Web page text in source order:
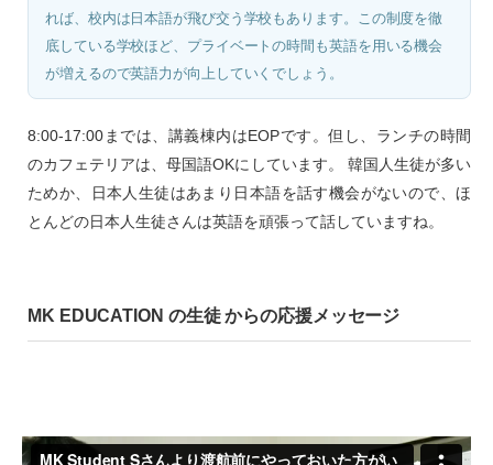
れば、校内は日本語が飛び交う学校もあります。この制度を徹
底している学校ほど、プライベートの時間も英語を用いる機会
が増えるので英語力が向上していくでしょう。
8:00-17:00までは、講義棟内はEOPです。但し、ランチの時間
のカフェテリアは、母国語OKにしています。 韓国人生徒が多い
ためか、日本人生徒はあまり日本語を話す機会がないので、ほ
とんどの日本人生徒さんは英語を頑張って話していますね。
MK EDUCATION の生徒 からの応援メッセージ